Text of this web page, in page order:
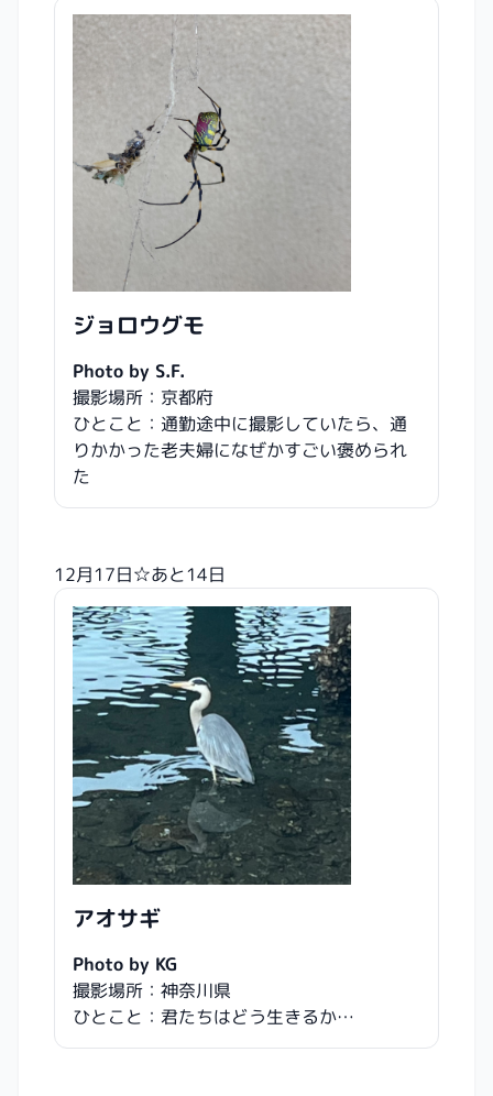
ジョロウグモ
Photo by S.F.
撮影場所：京都府
ひとこと：通勤途中に撮影していたら、通
りかかった老夫婦になぜかすごい褒められ
た
12月17日☆あと14日
アオサギ
Photo by KG
撮影場所：神奈川県
ひとこと：君たちはどう生きるか…